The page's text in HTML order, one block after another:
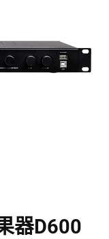
器D600